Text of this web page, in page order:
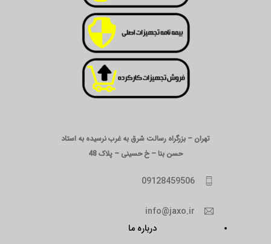
تهران – بزرگراه رسالت شرق به غرب نرسیده به استاد
حسن بنا – خ حسینی – پلاک 48
09128459506
info@jaxo.ir
درباره ما